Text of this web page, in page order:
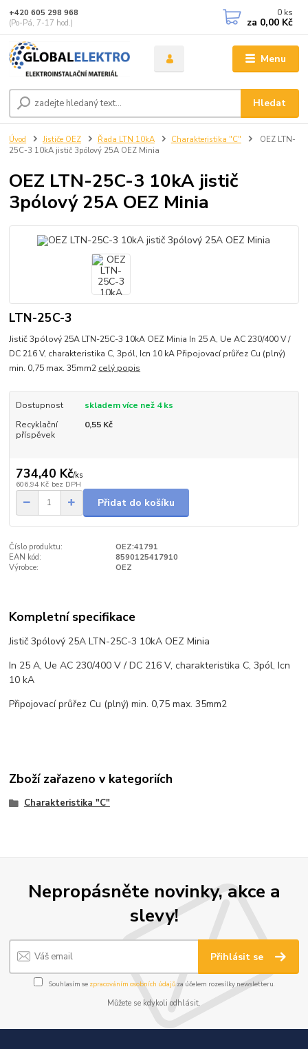
Menu
Hledat
+420 605 298 968
(Po-Pá, 7-17 hod.)
0 ks
za 0,00 Kč
Úvod Jističe OEZ Řada LTN 10kA Charakteristika "C"
OEZ LTN-
25C-3 10kA jistič 3pólový 25A OEZ Minia
OEZ LTN-25C-3 10kA jistič
3pólový 25A OEZ Minia
LTN-25C-3
Jistič 3pólový 25A LTN-25C-3 10kA OEZ Minia In 25 A, Ue AC 230/400 V /
DC 216 V, charakteristika C, 3pól, Icn 10 kA Připojovací průřez Cu (plný)
min. 0,75 max. 35mm2 celý popis
Dostupnost
skladem více než 4 ks
Recyklační
příspěvek
0,55 Kč
734,40 Kč/ks
606,94 Kč bez DPH
Přidat do košíku
Číslo produktu:
OEZ:41791
EAN kód:
8590125417910
Výrobce:
OEZ
Kompletní specifikace
Jistič 3pólový 25A LTN-25C-3 10kA OEZ Minia
In 25 A, Ue AC 230/400 V / DC 216 V, charakteristika C, 3pól, Icn
10 kA
Připojovací průřez Cu (plný) min. 0,75 max. 35mm2
Zboží zařazeno v kategoriích
Charakteristika "C"
Nepropásněte novinky, akce a
slevy!
Přihlásit se
Souhlasím se zpracováním osobních údajůza účelem rozesílky newsletteru.
Můžete se kdykoli odhlásit.